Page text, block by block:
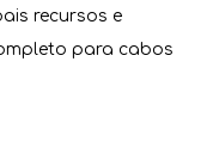
recursos e
para cabos